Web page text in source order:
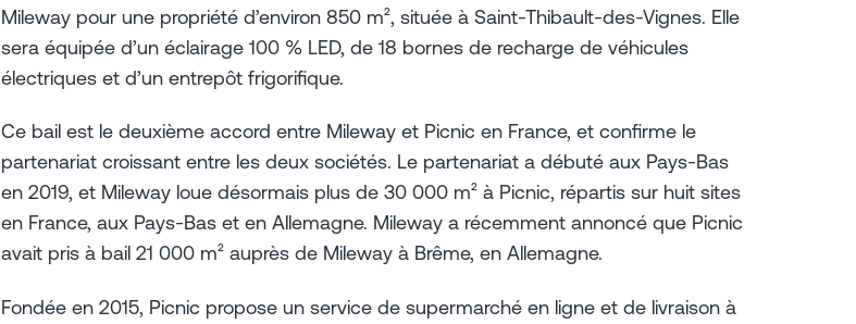
Mileway pour une propriété d’environ 850 m², située à Saint-Thibault-des-Vignes. Elle
sera équipée d’un éclairage 100 % LED, de 18 bornes de recharge de véhicules
électriques et d’un entrepôt frigorifique.
Ce bail est le deuxième accord entre Mileway et Picnic en France, et confirme le
partenariat croissant entre les deux sociétés. Le partenariat a débuté aux Pays-Bas
en 2019, et Mileway loue désormais plus de 30 000 m² à Picnic, répartis sur huit sites
en France, aux Pays-Bas et en Allemagne. Mileway a récemment annoncé que Picnic
avait pris à bail 21 000 m² auprès de Mileway à Brême, en Allemagne.
Fondée en 2015, Picnic propose un service de supermarché en ligne et de livraison à